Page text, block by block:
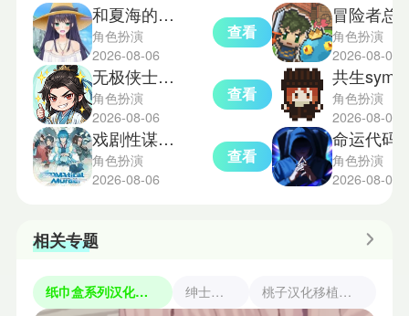
和夏海的暑假
角色扮演
2026-08-06
查看
无极侠士手机版
角色扮演
2026-08-06
查看
戏剧性谋杀游戏完整版
角色扮演
2026-08-06
查看
角色扮演
2026-08-06
角色扮演
2026-08-06
角色扮演
2026-08-05
相关专题
纸巾盒系列汉化游戏 绅士游戏 桃子汉化移植手游